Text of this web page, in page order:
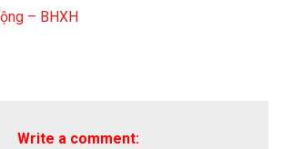
– BHXH
Write a comment: